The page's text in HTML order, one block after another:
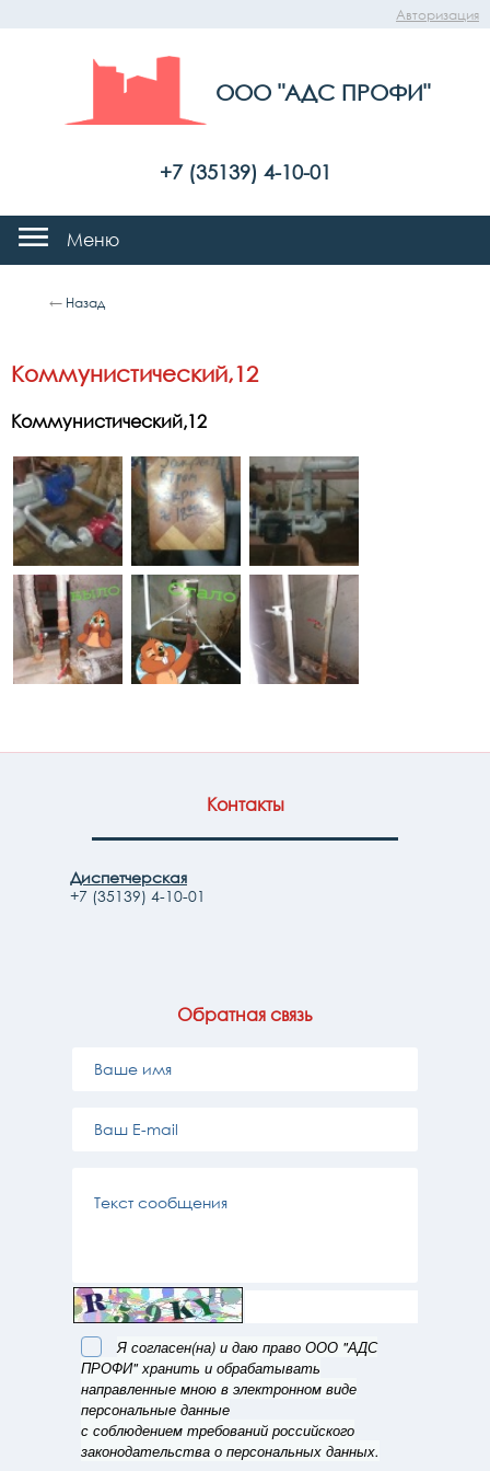
Авторизация
ООО "АДС ПРОФИ"
+7 (35139) 4-10-01
Меню
← Назад
Коммунистический,12
Коммунистический,12
Контакты
Диспетчерская
+7 (35139) 4-10-01
Обратная связь
Я согласен(на) и даю право ООО "АДС
ПРОФИ" хранить и обрабатывать
направленные мною в электронном виде
персональные данные
с соблюдением требований российского
законодательства о персональных данных.